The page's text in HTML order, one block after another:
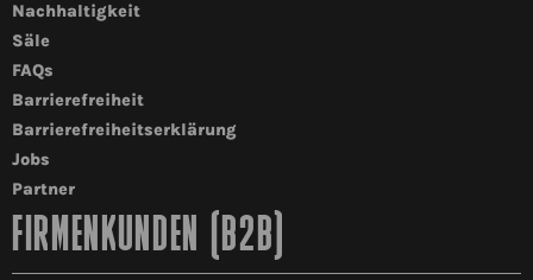
Nachhaltigkeit
Säle
FAQs
Barrierefreiheit
Barrierefreiheitserklärung
Jobs
Partner
FIRMENKUNDEN (B2B)